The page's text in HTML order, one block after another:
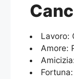
Lavoro:
Amore: